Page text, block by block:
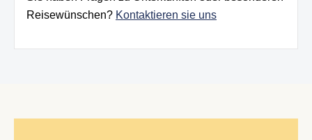
Reisewünschen? Kontaktieren sie uns